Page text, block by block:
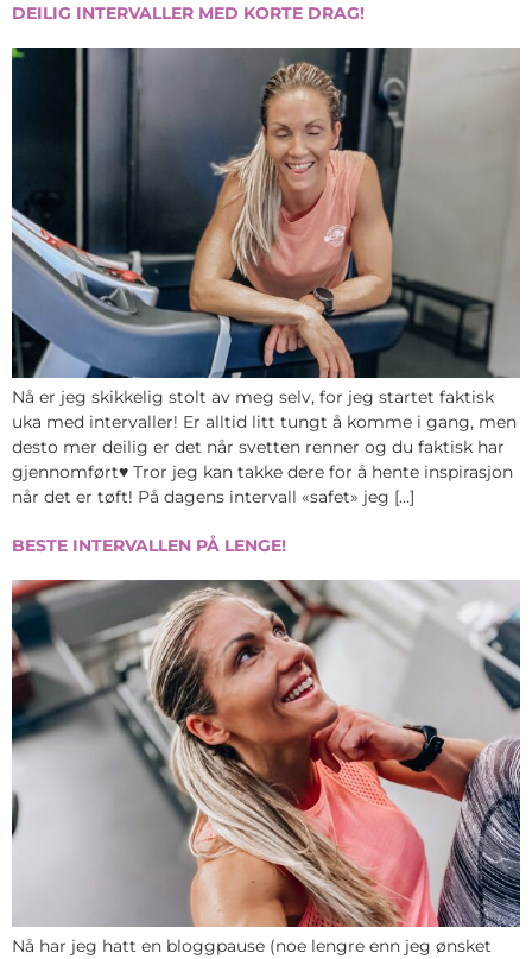
DEILIG INTERVALLER MED KORTE DRAG!
Nå er jeg skikkelig stolt av meg selv, for jeg startet faktisk
uka med intervaller! Er alltid litt tungt å komme i gang, men
desto mer deilig er det når svetten renner og du faktisk har
gjennomført♥ Tror jeg kan takke dere for å hente inspirasjon
når det er tøft! På dagens intervall «safet» jeg […]
BESTE INTERVALLEN PÅ LENGE!
Nå har jeg hatt en bloggpause (noe lengre enn jeg ønsket